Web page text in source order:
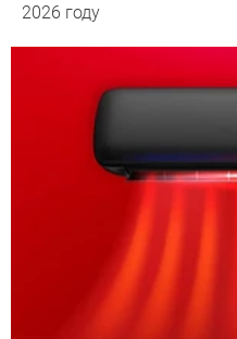
2026 году